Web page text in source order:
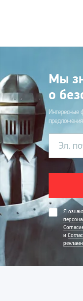
Мы
о
Интересные
Эл.
Я
и